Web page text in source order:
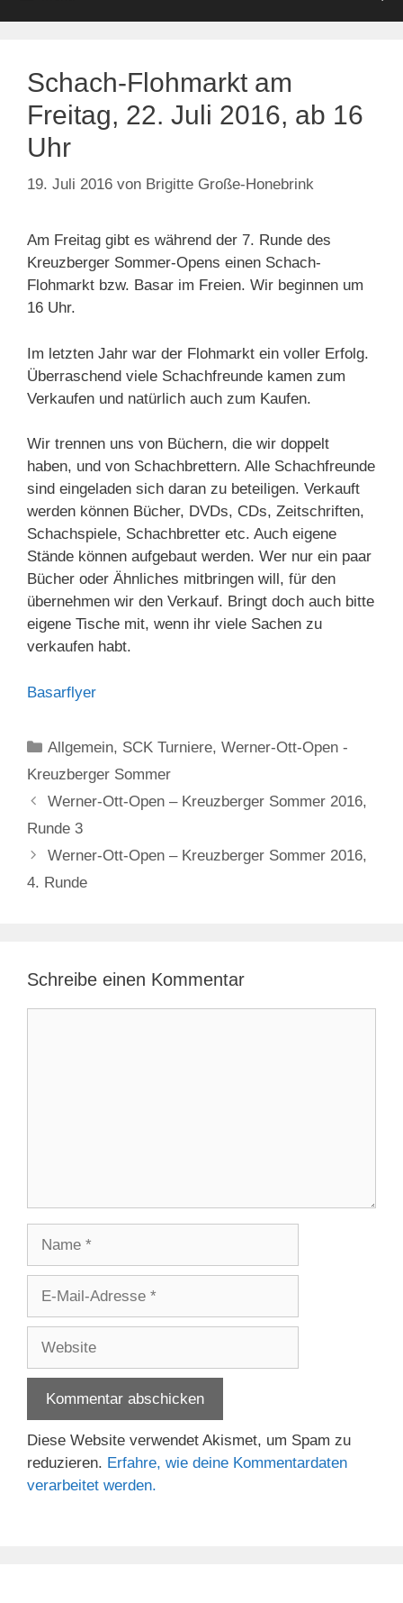
Schach-Flohmarkt am
Freitag, 22. Juli 2016, ab 16
Uhr
19. Juli 2016 von Brigitte Große-Honebrink
Am Freitag gibt es während der 7. Runde des
Kreuzberger Sommer-Opens einen Schach-
Flohmarkt bzw. Basar im Freien. Wir beginnen um
16 Uhr.
Im letzten Jahr war der Flohmarkt ein voller Erfolg.
Überraschend viele Schachfreunde kamen zum
Verkaufen und natürlich auch zum Kaufen.
Wir trennen uns von Büchern, die wir doppelt
haben, und von Schachbrettern. Alle Schachfreunde
sind eingeladen sich daran zu beteiligen. Verkauft
werden können Bücher, DVDs, CDs, Zeitschriften,
Schachspiele, Schachbretter etc. Auch eigene
Stände können aufgebaut werden. Wer nur ein paar
Bücher oder Ähnliches mitbringen will, für den
übernehmen wir den Verkauf. Bringt doch auch bitte
eigene Tische mit, wenn ihr viele Sachen zu
verkaufen habt.
Basarflyer
Kategorien
Allgemein, SCK Turniere,Werner-Ott-Open -
Kreuzberger Sommer
Werner-Ott-Open – Kreuzberger Sommer 2016,
Runde 3
Werner-Ott-Open – Kreuzberger Sommer 2016,
4. Runde
Schreibe einen Kommentar
Adresse
Diese Website verwendet Akismet, um Spam zu
reduzieren. Erfahre, wie deine Kommentardaten
verarbeitet werden.